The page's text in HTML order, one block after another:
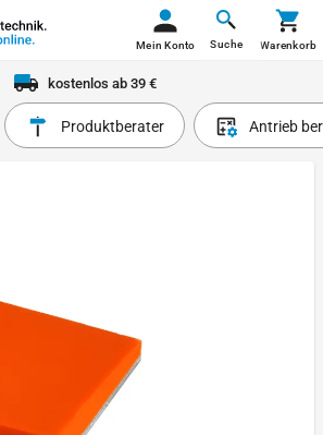
Suche
Mein Konto Warenkorb
kostenlos ab 39 €
Produktberater Antrieb